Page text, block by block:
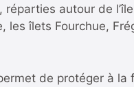
autour de
les îlets Fourchue,
de protéger à